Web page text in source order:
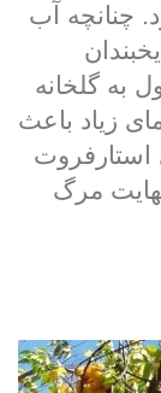
چنانچه آب
به گلخانه
زیاد باعث
مرگ